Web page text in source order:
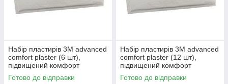
Набір пластирів 3M advanced
comfort plaster (6 шт),
підвищений комфорт
777Store.com.ua
Готово до відправки
Набір пластирів 3M advanced
comfort plaster (12 шт),
підвищений комфорт
777Store.com.ua
Готово до відправки